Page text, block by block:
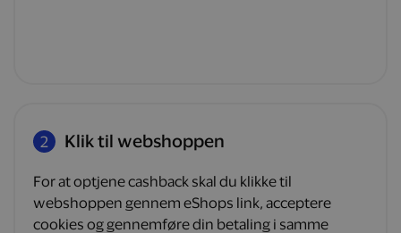
2 Klik til webshoppen
For at optjene cashback skal du klikke til
webshoppen gennem eShops link, acceptere
cookies og gennemføre din betaling i samme